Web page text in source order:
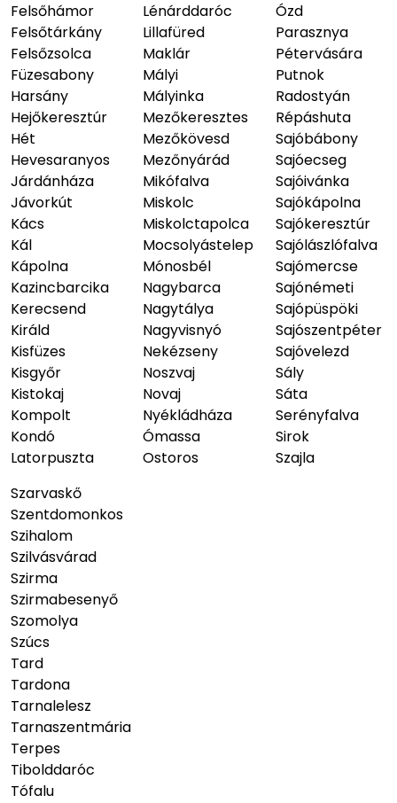
Felsőhámor
Felsőtárkány
Felsőzsolca
Füzesabony
Harsány
Hejőkeresztúr
Hét
Hevesaranyos
Járdánháza
Jávorkút
Kács
Kál
Kápolna
Kazincbarcika
Kerecsend
Királd
Kisfüzes
Kisgyőr
Kistokaj
Kompolt
Kondó
Latorpuszta
Lénárddaróc
Lillafüred
Maklár
Mályi
Mályinka
Mezőkeresztes
Mezőkövesd
Mezőnyárád
Mikófalva
Miskolc
Miskolctapolca
Mocsolyástelep
Mónosbél
Nagybarca
Nagytálya
Nagyvisnyó
Nekézseny
Noszvaj
Novaj
Nyékládháza
Ómassa
Ostoros
Ózd
Parasznya
Pétervására
Putnok
Radostyán
Répáshuta
Sajóbábony
Sajóecseg
Sajóivánka
Sajókápolna
Sajókeresztúr
Sajólászlófalva
Sajómercse
Sajónémeti
Sajópüspöki
Sajószentpéter
Sajóvelezd
Sály
Sáta
Serényfalva
Sirok
Szajla
Szarvaskő
Szentdomonkos
Szihalom
Szilvásvárad
Szirma
Szirmabesenyő
Szomolya
Szúcs
Tard
Tardona
Tarnalelesz
Tarnaszentmária
Terpes
Tibolddaróc
Tófalu